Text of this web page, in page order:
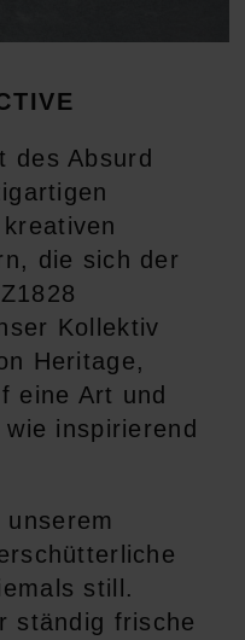
des Absurd
die sich der
Kollektiv
Heritage,
eine Art und
inspirierend
still.
ständig frische